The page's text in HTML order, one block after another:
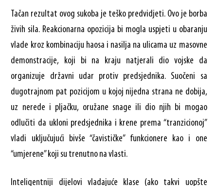
Tačan rezultat ovog sukoba je teško predvidjeti. Ovo je borba
živih sila. Reakcionarna opozicija bi mogla uspjeti u obaranju
vlade kroz kombinaciju haosa i nasilja na ulicama uz masovne
demonstracije, koji bi na kraju natjerali dio vojske da
organizuje državni udar protiv predsjednika. Suočeni sa
dugotrajnom pat pozicijom u kojoj nijedna strana ne dobija,
uz nerede i pljačku, oružane snage ili dio njih bi mogao
odlučiti da ukloni predsjednika i krene prema “tranzicionoj”
vladi uključujući bivše “čavističke” funkcionere kao i one
“umjerene” koji su trenutno na vlasti.
Inteligentniji dijelovi vladajuće klase (ako takvi uopšte